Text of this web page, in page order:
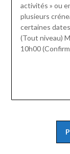
activités » ou
plusieurs
certaines
(Tout niveau)
10h00
Pagination